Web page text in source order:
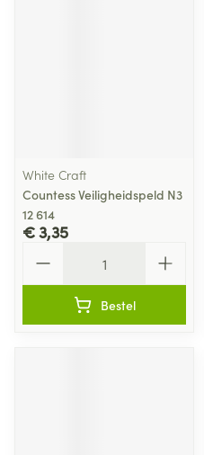
White Craft
Countess Veiligheidspeld N3
12 614
€ 3,35
Bestel